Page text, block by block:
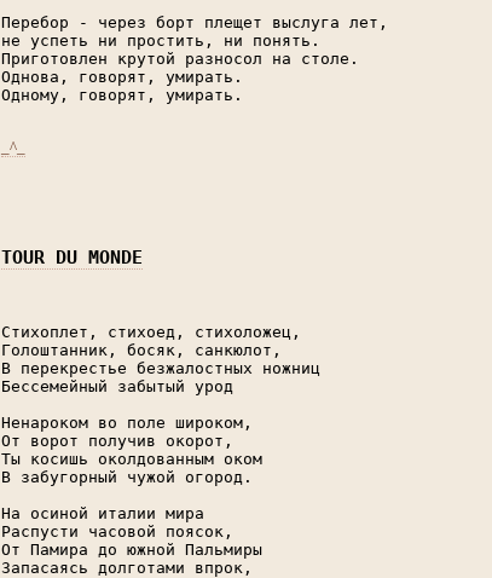
Перебор - через борт плещет выслуга лет,
не успеть ни простить, ни понять.
Приготовлен крутой разносол на столе.
Однова, говорят, умирать.
Одному, говорят, умирать.
_^_
TOUR DU MONDE
Стихоплет, стихоед, стихоложец,
Голоштанник, босяк, санкюлот,
В перекрестье безжалостных ножниц
Бессемейный забытый урод
Ненароком во поле широком,
От ворот получив окорот,
Ты косишь околдованным оком
В забугорный чужой огород.
На осиной италии мира
Распусти часовой поясок,
От Памира до южной Пальмиры
Запасаясь долготами впрок,